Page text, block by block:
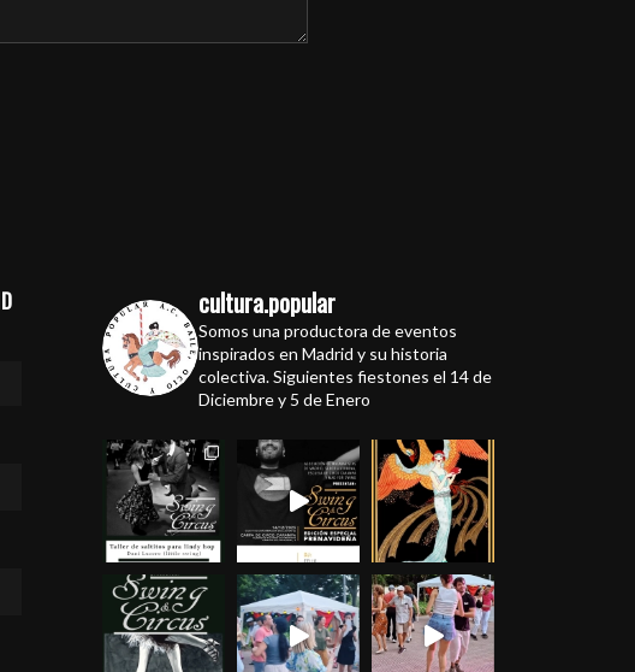
cultura.popular
Somos una productora de eventos
inspirados en Madrid y su historia
colectiva. Siguientes fiestones el 14 de
Diciembre y 5 de Enero